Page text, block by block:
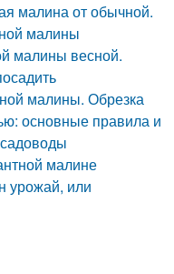
малина от обычной.
малины
малины весной.
малины. Обрезка
основные правила и
малине
урожай, или